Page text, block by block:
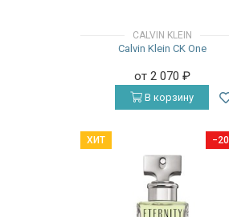
CALVIN KLEIN
Calvin Klein CK One
от 2 070 ₽
В корзину
ХИТ